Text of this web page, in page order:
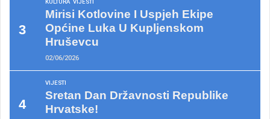
KULTURA VIJESTI
Mirisi Kotlovine I Uspjeh Ekipe
Općine Luka U Kupljenskom
Hruševcu
02/06/2026
VIJESTI
Sretan Dan Državnosti Republike
Hrvatske!